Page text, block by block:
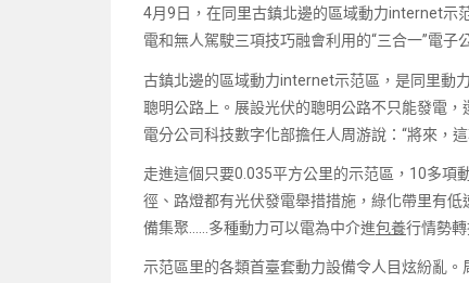
4月9日，在同里古鎮北邊的區域動力internet示
電和無人駕駛三項技巧融會利用的“三合一”電子
古鎮北邊的區域動力internet示范區，是同里動
聰明公路上。展設光伏的聰明公路不只能發電
電分公司科技數字化部擔任人周游說：“將來，
走進這個只要0.035平方公里的示范區，10多項
徑、路燈都有光伏發電舉措措施，綠化帶里有
備集聚……多種動力可以電為中介進包養行情勢
示范區里的各類首臺套動力設備令人目炫紛亂